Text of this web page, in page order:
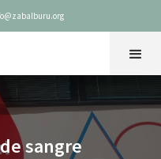
sangre